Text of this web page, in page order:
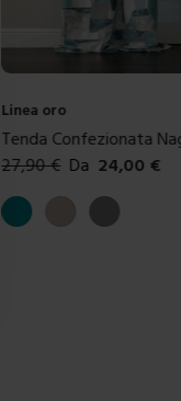
Linea oro
Tenda Confezionata
27,90€ Da 24,00 €
Colori disponibili
Ottanio TortoraGrigio